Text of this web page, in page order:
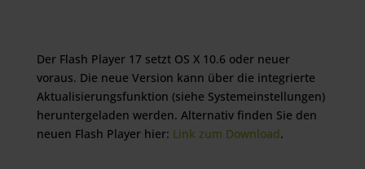
Der Flash Player 17 setzt OS X 10.6 oder neuer
voraus. Die neue Version kann über die integrierte
Aktualisierungsfunktion (siehe Systemeinstellungen)
heruntergeladen werden. Alternativ finden Sie den
neuen Flash Player hier: Link zum Download.